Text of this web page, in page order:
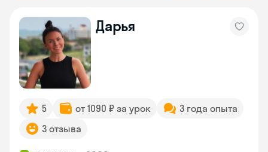
Дарья
5 от 1090 ₽ за урок
3 года опыта
3 отзыва